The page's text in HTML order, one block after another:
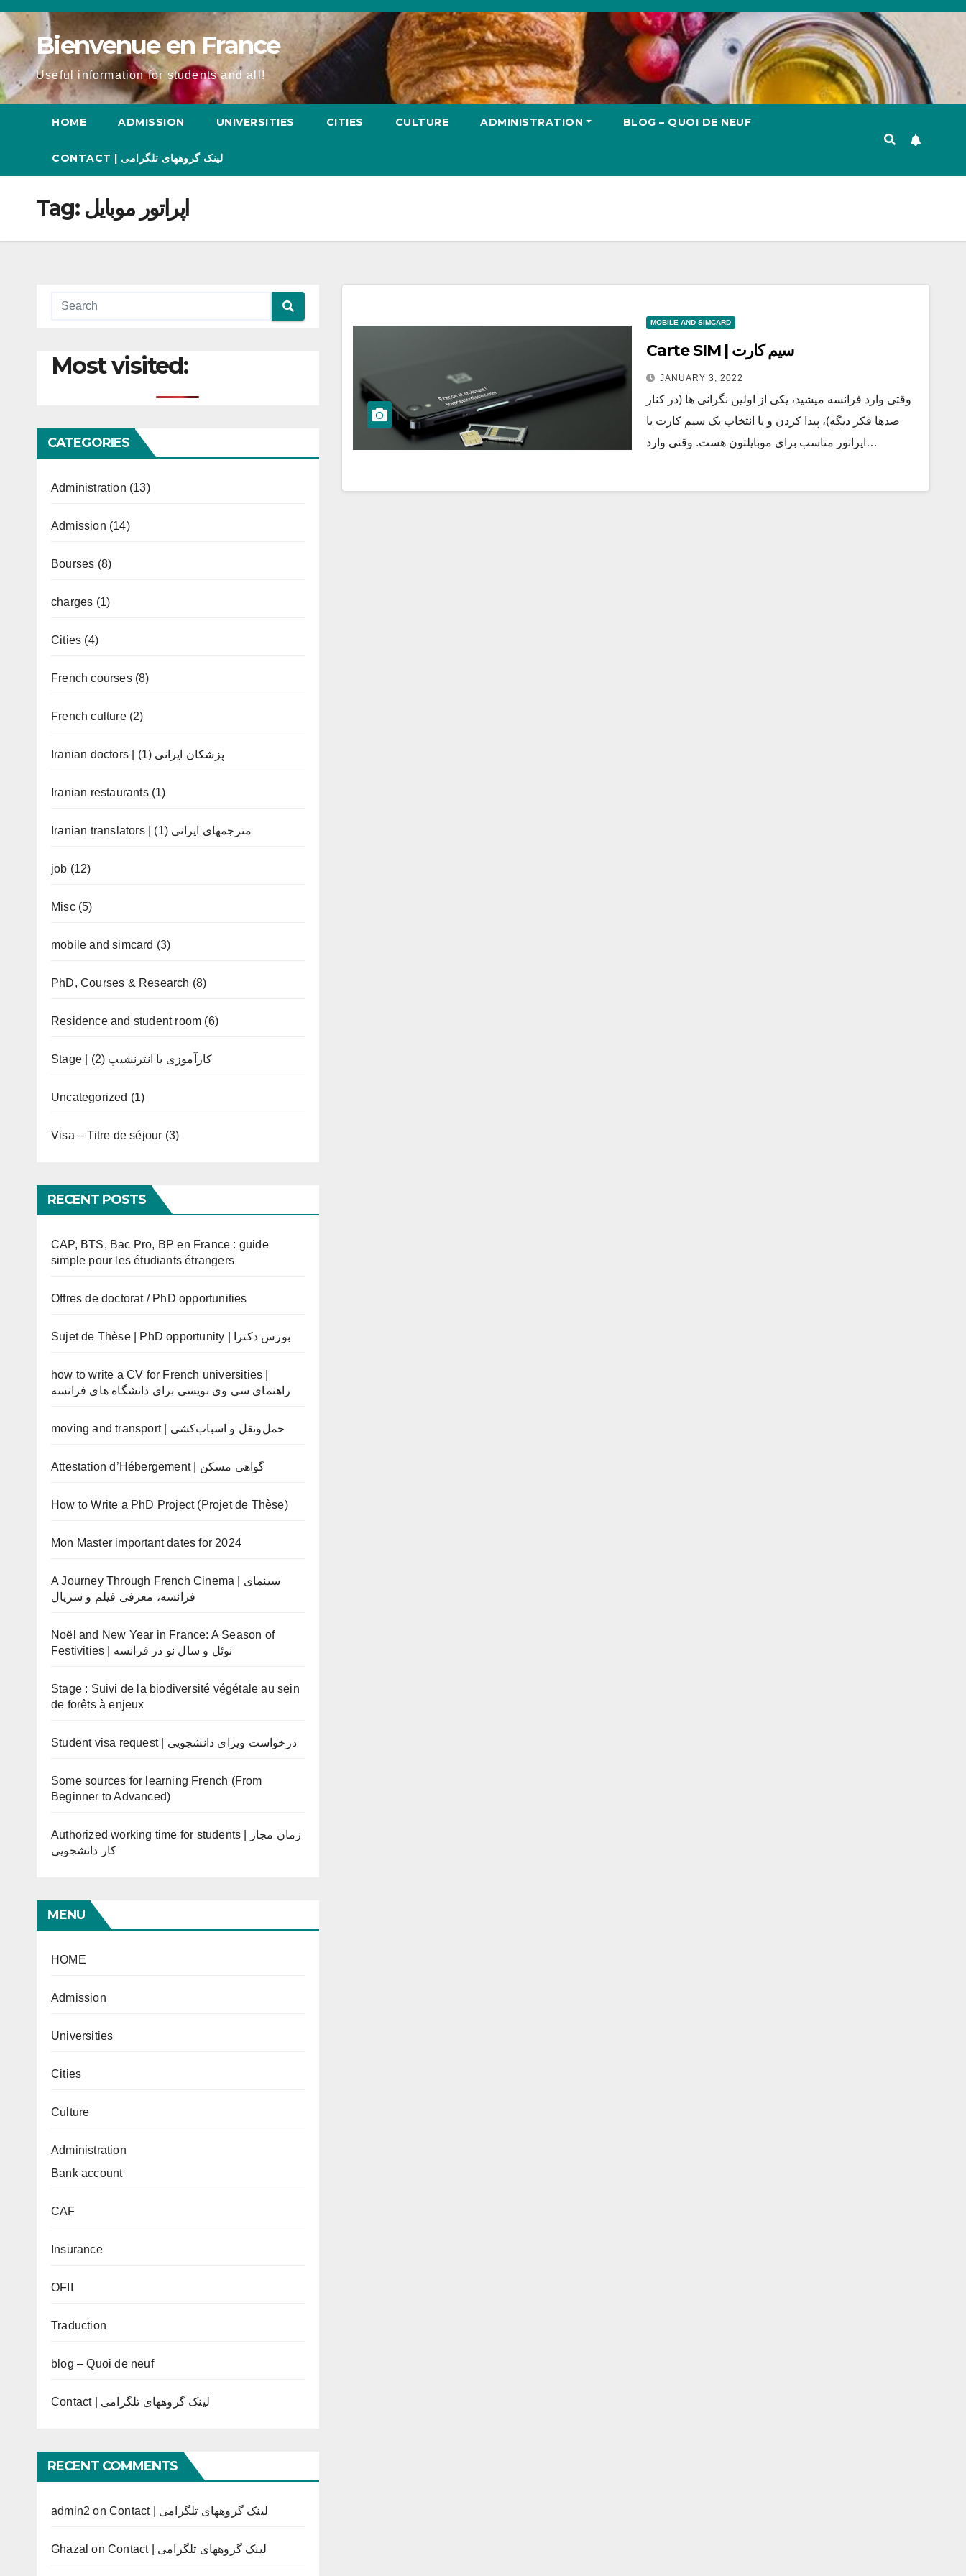
Skip
content Bienvenue en France
Useful information for students and all!
HOME ADMISSION UNIVERSITIES CITIES CULTURE ADMINISTRATION BLOG – QUOI DE NEUF
CONTACT | لینک گروههای تلگرامی
Tag: اپراتور موبایل
Most visited:
CATEGORIES
Administration (13)
Admission (14)
Bourses (8)
charges (1)
Cities (4)
French courses(8)
French culture(2)
Iranian doctors | پزشکان ایرانی (1)
Iranian restaurants(1)
Iranian translators | مترجمهای ایرانی (1)
job (12)
Misc(5)
mobile and simcard (3)
PhD, Courses & Research (8)
Residence and student room (6)
Stage | کارآموزی یا انترنشیپ (2)
Uncategorized (1)
Visa – Titre de séjour (3)
RECENT POSTS
CAP, BTS, Bac Pro, BP en France : guide
simple pour les étudiants étrangers
Offres de doctorat / PhD opportunities
Sujet de Thèse | PhD opportunity | بورس دکترا
how to write a CV for French universities |
راهنمای سی وی نویسی برای دانشگاه های فرانسه
moving and transport | حمل‌ونقل و اسباب‌کشی
Attestation d’Hébergement | گواهی مسکن
How to Write a PhD Project (Projet de Thèse)
Mon Master important dates for 2024
A Journey Through French Cinema | سینمای
فرانسه، معرفی فیلم و سریال
Noël and New Year in France: A Season of
Festivities | نوئل و سال نو در فرانسه
Stage : Suivi de la biodiversité végétale au sein
de forêts à enjeux
Student visa request | درخواست ویزای دانشجویی
Some sources for learning French (From
Beginner to Advanced)
Authorized working time for students | زمان مجاز
کار دانشجویی
MENU
HOME
Admission
Universities
Cities
Culture
Administration
Bank account
CAF
Insurance
OFII
Traduction
blog – Quoi de neuf
Contact | لینک گروههای تلگرامی
RECENT COMMENTS
admin2 on Contact | لینک گروههای تلگرامی
Ghazal on Contact | لینک گروههای تلگرامی
MOBILE AND SIMCARD
Carte SIM | سیم کارت
JANUARY 3, 2022
وقتی وارد فرانسه میشید، یکی از اولین نگرانی ها (در کنار
صدها فکر دیگه)، پیدا کردن و یا انتخاب یک سیم کارت یا
اپراتور مناسب برای موبایلتون هست. وقتی وارد…